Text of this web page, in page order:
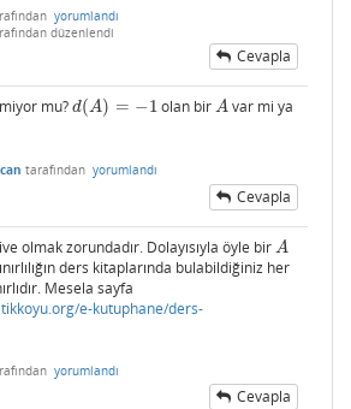
yorumlandı
düzenlendi
Cevapla
mu?d(A) = −1
d(A)= −1 olan bir A
Avar mi ya
tarafından yorumlandı
Cevapla
olmak zorundadır. Dolayısıyla öyle bir A
A
ders kitaplarında bulabildiğiniz her
Mesela sayfa
e-kutuphane/ders-
yorumlandı
Cevapla